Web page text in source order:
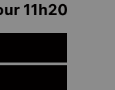
11h20